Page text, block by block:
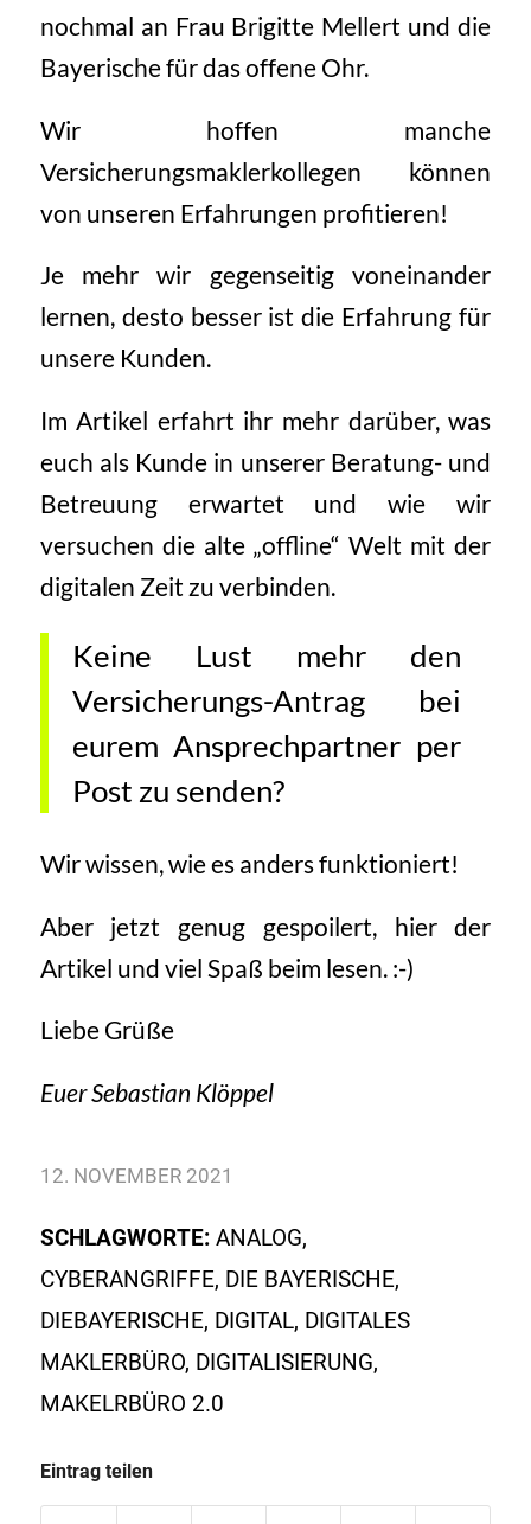
nochmal an Frau Brigitte Mellert und die
Bayerische für das offene Ohr.
Wir hoffen manche
Versicherungsmaklerkollegen können
von unseren Erfahrungen profitieren!
Je mehr wir gegenseitig voneinander
lernen, desto besser ist die Erfahrung für
unsere Kunden.
Im Artikel erfahrt ihr mehr darüber, was
euch als Kunde in unserer Beratung- und
Betreuung erwartet und wie wir
versuchen die alte „offline“ Welt mit der
digitalen Zeit zu verbinden.
Keine Lust mehr den
Versicherungs-Antrag bei
eurem Ansprechpartner per
Post zu senden?
Wir wissen, wie es anders funktioniert!
Aber jetzt genug gespoilert, hier der
Artikel und viel Spaß beim lesen. :-)
Liebe Grüße
Euer Sebastian Klöppel
12. NOVEMBER 2021
SCHLAGWORTE: ANALOG,
CYBERANGRIFFE, DIE BAYERISCHE,
DIEBAYERISCHE, DIGITAL, DIGITALES
MAKLERBÜRO, DIGITALISIERUNG,
MAKELRBÜRO 2.0
Eintrag teilen